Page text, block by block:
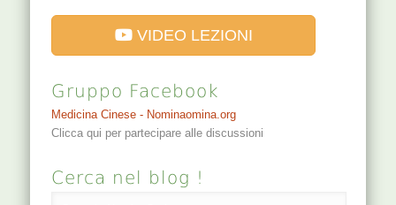
VIDEO LEZIONI
Gruppo Facebook
Medicina Cinese - Nominaomina.org
Clicca qui per partecipare alle discussioni
Cerca nel blog !